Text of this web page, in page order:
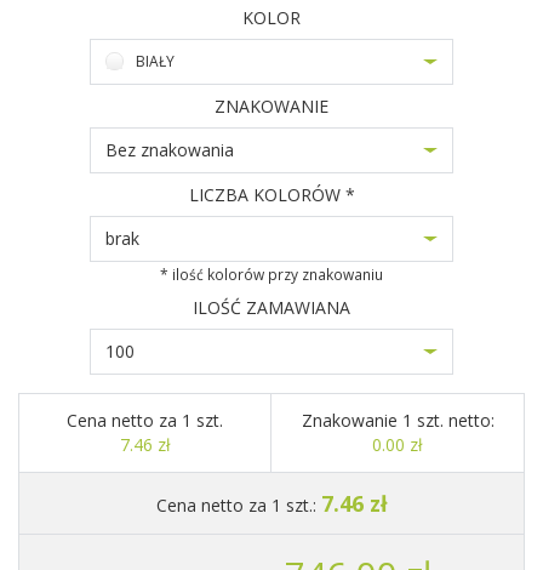
KOLOR
BIAŁY
ZNAKOWANIE
Bez znakowania
LICZBA KOLORÓW *
brak
* ilość kolorów przy znakowaniu
ILOŚĆ ZAMAWIANA
100
Cena netto za 1 szt.
7.46 zł
Znakowanie 1 szt. netto:
0.00 zł
Cena netto za 1 szt.: 7.46 zł